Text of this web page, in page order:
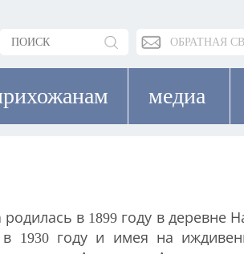
ОБРАТНАЯ
медиа
в 1899 году в деревне
1930 году и имея на